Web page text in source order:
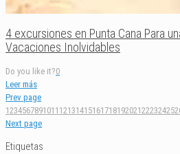
4 excursiones en Punta Cana Para
Vacaciones Inolvidables
Do you like it?0
Leer más
Prev page
1234567891011 1213141516171819202122232425
Next page
Etiquetas